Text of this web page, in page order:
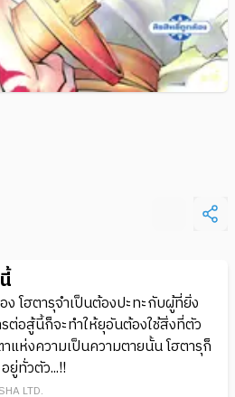
โฮตารุจําเป็นต้องปะทะกับผู้ที่ยิ่ง
ต่อสู้นี้ก็จะทําให้ยุอันต้องใช้สิ่งที่ตัว
แห่งความเป็นความตายนั้น โฮตารุก็
ยู่ทั่วตัว...!!
LTD.